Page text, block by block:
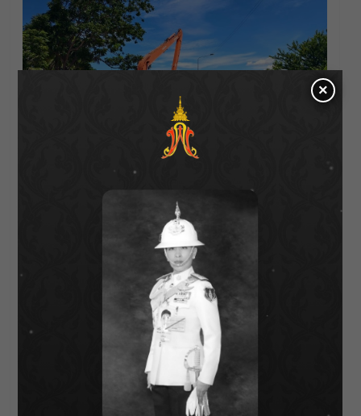
About Author
Parnicha Sasookjit
See author's posts
×